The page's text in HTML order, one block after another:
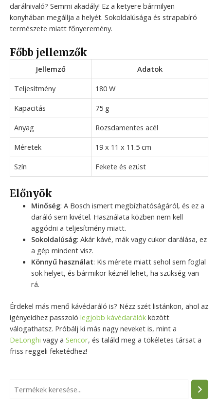
e
darálnivaló? Semmi akadály! Ez a ketyere bármilyen
konyhában megállja a helyét. Sokoldalúsága és strapabíró
természete miatt főnyeremény.
Főbb jellemzők
Jellemző
Adatok
Teljesítmény
180 W
Kapacitás
75 g
Anyag
Rozsdamentes acél
Méretek
19 x 11 x 11.5 cm
Szín
Fekete és ezüst
Előnyök
Minőség: A Bosch ismert megbízhatóságáról, és ez a
daráló sem kivétel. Használata közben nem kell
aggódni a teljesítmény miatt.
Sokoldalúság: Akár kávé, mák vagy cukor darálása, ez
a gép mindent visz.
Könnyű használat: Kis mérete miatt sehol sem foglal
sok helyet, és bármikor kéznél lehet, ha szükség van
rá.
Érdekel más menő kávédaráló is? Nézz szét listánkon, ahol az
igényeidhez passzoló legjobb kávédarálók között
válogathatsz. Próbálj ki más nagy neveket is, mint a
DeLonghi vagy a Sencor, és találd meg a tökéletes társat a
friss reggeli feketédhez!